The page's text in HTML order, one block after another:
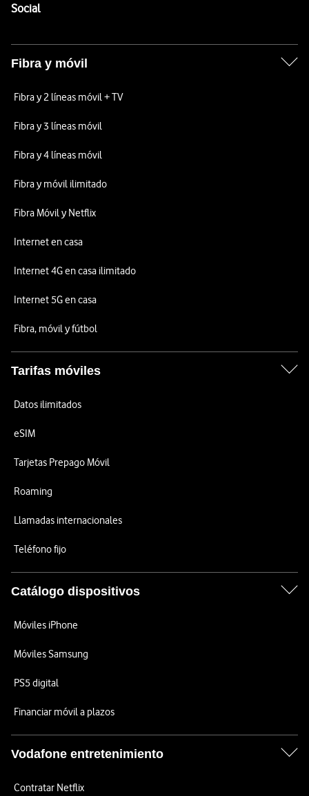
SocialEnlaces a las redes sociales de Vodafone
Fibra y móvil
Fibra y 2 líneas móvil + TV
Fibra y 3 líneas móvil
Fibra y 4 líneas móvil
Fibra y móvil ilimitado
Fibra Móvil y Netflix
Internet en casa
Internet 4G en casa ilimitado
Internet 5G en casa
Fibra, móvil y fútbol
Tarifas móviles
Datos ilimitados
eSIM
Tarjetas Prepago Móvil
Roaming
Llamadas internacionales
Teléfono fijo
Catálogo dispositivos
Móviles iPhone
Móviles Samsung
PS5 digital
Financiar móvil a plazos
Vodafone entretenimiento
Contratar Netflix